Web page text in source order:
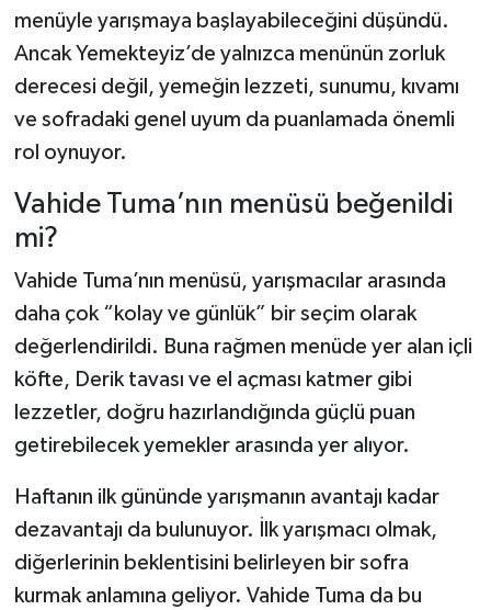
menüyle yarışmaya başlayabileceğini düşündü.
Ancak Yemekteyiz’de yalnızca menünün zorluk
derecesi değil, yemeğin lezzeti, sunumu, kıvamı
ve sofradaki genel uyum da puanlamada önemli
rol oynuyor.
Vahide Tuma’nın menüsü beğenildi
mi?
Vahide Tuma’nın menüsü, yarışmacılar arasında
daha çok “kolay ve günlük” bir seçim olarak
değerlendirildi. Buna rağmen menüde yer alan içli
köfte, Derik tavası ve el açması katmer gibi
lezzetler, doğru hazırlandığında güçlü puan
getirebilecek yemekler arasında yer alıyor.
Haftanın ilk gününde yarışmanın avantajı kadar
dezavantajı da bulunuyor. İlk yarışmacı olmak,
diğerlerinin beklentisini belirleyen bir sofra
kurmak anlamına geliyor. Vahide Tuma da bu